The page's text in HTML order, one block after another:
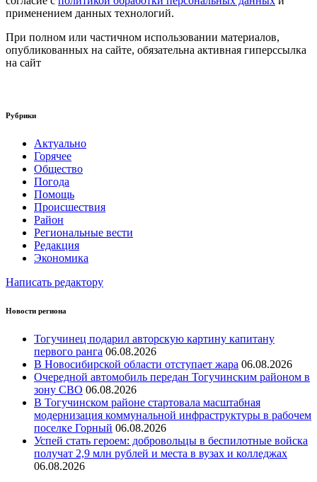
применением данных технологий.
При полном или частичном использовании материалов,
опубликованных на сайте, обязательна активная гиперссылка
на сайт
Рубрики
Актуально
Горячее
Общество
Погода
Помощь
Происшествия
Район
Региональные вести
Редакция
Экономика
Написать редактору
Новости региона
Тогучинец подарил авторскую картину капитану
первого ранга 06.08.2026
В Новосибирской области отступает жара 06.08.2026
Очередной автомобиль передан Тогучинским районом в
зону СВО 06.08.2026
В Тогучинском районе стартовала масштабная
модернизация коммунальной инфраструктуры в рабочем
поселке Горный 06.08.2026
Успей стать героем: добровольцы в беспилотные войска
получат 2,9 млн рублей и места в вузах и колледжах
06.08.2026